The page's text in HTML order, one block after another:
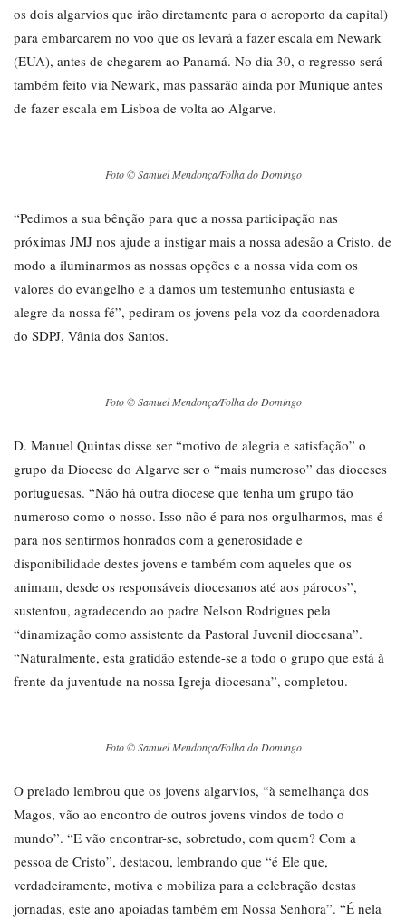
os dois algarvios que irão diretamente para o aeroporto da capital)
para embarcarem no voo que os levará a fazer escala em Newark
(EUA), antes de chegarem ao Panamá. No dia 30, o regresso será
também feito via Newark, mas passarão ainda por Munique antes
de fazer escala em Lisboa de volta ao Algarve.
Foto © Samuel Mendonça/Folha do Domingo
“Pedimos a sua bênção para que a nossa participação nas
próximas JMJ nos ajude a instigar mais a nossa adesão a Cristo, de
modo a iluminarmos as nossas opções e a nossa vida com os
valores do evangelho e a damos um testemunho entusiasta e
alegre da nossa fé”, pediram os jovens pela voz da coordenadora
do SDPJ, Vânia dos Santos.
Foto © Samuel Mendonça/Folha do Domingo
D. Manuel Quintas disse ser “motivo de alegria e satisfação” o
grupo da Diocese do Algarve ser o “mais numeroso” das dioceses
portuguesas. “Não há outra diocese que tenha um grupo tão
numeroso como o nosso. Isso não é para nos orgulharmos, mas é
para nos sentirmos honrados com a generosidade e
disponibilidade destes jovens e também com aqueles que os
animam, desde os responsáveis diocesanos até aos párocos”,
sustentou, agradecendo ao padre Nelson Rodrigues pela
“dinamização como assistente da Pastoral Juvenil diocesana”.
“Naturalmente, esta gratidão estende-se a todo o grupo que está à
frente da juventude na nossa Igreja diocesana”, completou.
Foto © Samuel Mendonça/Folha do Domingo
O prelado lembrou que os jovens algarvios, “à semelhança dos
Magos, vão ao encontro de outros jovens vindos de todo o
mundo”. “E vão encontrar-se, sobretudo, com quem? Com a
pessoa de Cristo”, destacou, lembrando que “é Ele que,
verdadeiramente, motiva e mobiliza para a celebração destas
jornadas, este ano apoiadas também em Nossa Senhora”. “É nela